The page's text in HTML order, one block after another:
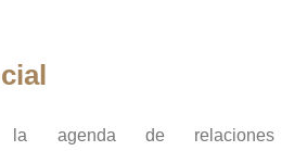
la agenda de relaciones